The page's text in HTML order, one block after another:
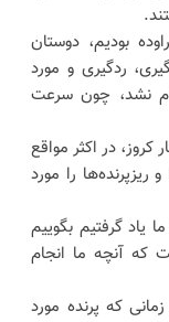
بودیم، دوستان
ردگیری و مورد
نشد، چون سرعت
کروز، در اکثر مواقع
ریزپرنده‌ها را مورد
شلیک به‌سمت اف‌ـ‌35 گفت: ما یاد گرفتیم بگوییم
که آنچه ما انجام
که پرنده مورد